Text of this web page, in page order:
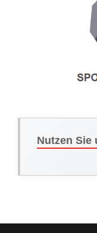
Nutzen Sie